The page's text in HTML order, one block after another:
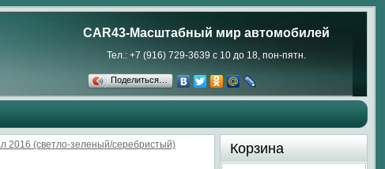
CAR43-Масштабный мир автомобилей
Тел.: +7 (916) 729-3639 с 10 до 18, пон-пятн.
Поделиться…
2016 (светло-зеленый/серебристый)
Корзина